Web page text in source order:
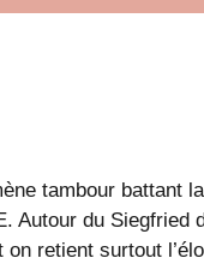
tambour battant
Autour du
retient surtout